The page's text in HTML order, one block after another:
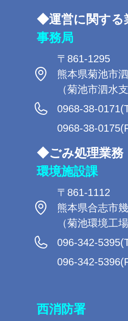
◆運営に関する
事務局
〒861-1295
熊本県菊池市
（菊池市泗水
0968-38-
0968-38-
◆ごみ処理業務
環境施設課
〒861-1112
熊本県合志市
（菊池環境工
096-342-
096-342-
西消防署